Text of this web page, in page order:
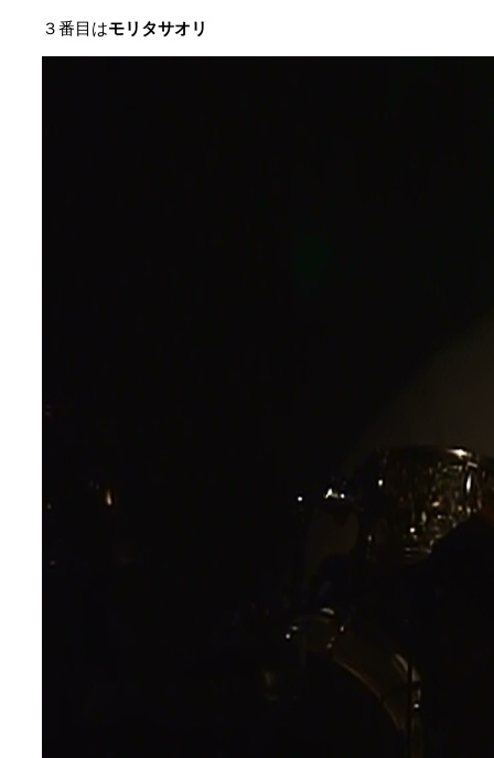
３番目はモリタサオリ